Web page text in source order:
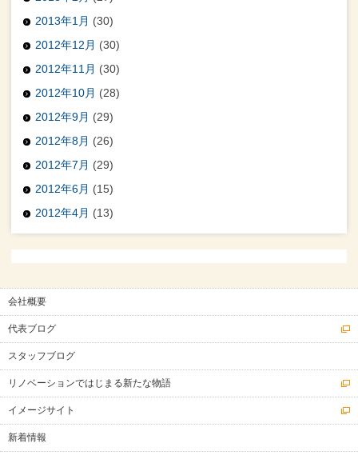
2013年1月 (30)
2012年12月 (30)
2012年11月 (30)
2012年10月 (28)
2012年9月 (29)
2012年8月 (26)
2012年7月 (29)
2012年6月 (15)
2012年4月 (13)
会社概要
代表ブログ
スタッフブログ
リノベーションではじまる新たな物語
イメージサイト
新着情報